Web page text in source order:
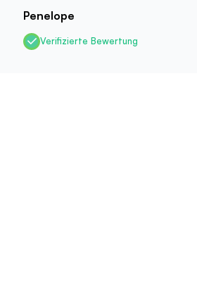
Penelope
Verifizierte Bewertung